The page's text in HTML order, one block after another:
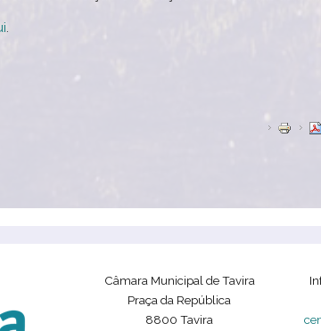
.
Câmara Municipal de Tavira
Praça da República
8800 Tavira